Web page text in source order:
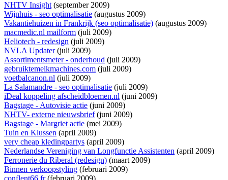
NHTV Insight(september 2009)
Wijnhuis - seo optimalisatie (augustus 2009)
Vakantiehuizen in Frankrijk (seo optimalisatie) (augustus 2009)
macmedic.nl mailform (juli 2009)
Heliotech - redesign (juli 2009)
NVLA Updater(juli 2009)
Assortimentsmeter - onderhoud (juli 2009)
gebruiktemelkmachines.com (juli 2009)
voetbalcanon.nl (juli 2009)
La Salamandre - seo optimalisatie (juli 2009)
iDeal koppeling afscheidbloemen.nl (juni 2009)
Bagstage - Autovisie actie (juni 2009)
NHTV- externe nieuwsbrief(juni 2009)
Bagstage - Margriet actie (mei 2009)
Tuin en Klussen (april 2009)
very cheap kledingpartys (april 2009)
Nederlandse Vereniging van Longfunctie Assistenten (april 2009)
Ferronerie du Riberal (redesign) (maart 2009)
Binnen verkoopstyling (februari 2009)